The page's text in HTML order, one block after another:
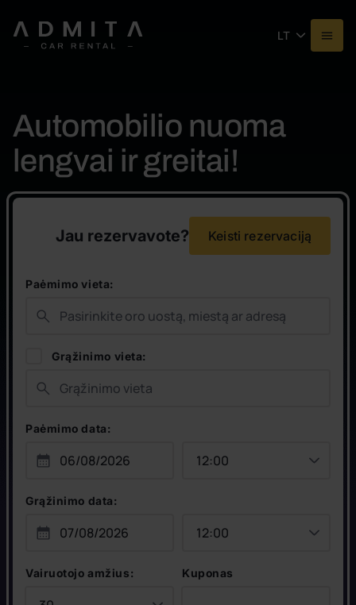
LT
Automobilio nuoma
lengvai ir greitai!
Jau rezervavote? Keisti rezervaciją
Paėmimo vieta:
Grąžinimo vieta:
Paėmimo data:
Grąžinimo data:
Vairuotojo amžius: Kuponas